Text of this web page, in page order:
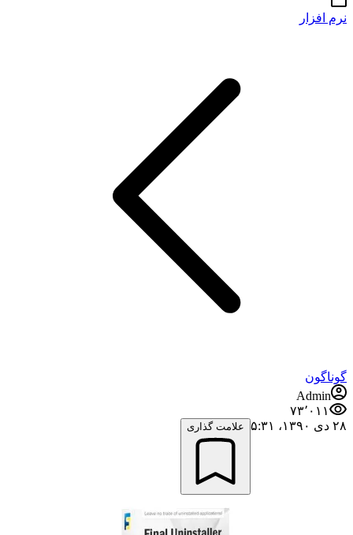
نرم افزار
گوناگون
Admin
۷۳٬۰۱۱
۲۸ دی ۱۳۹۰،‏ ۵:۳۱
علامت گذاری